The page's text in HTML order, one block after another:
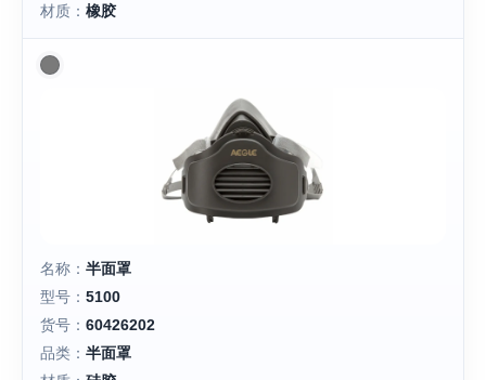
材质： 橡胶
名称： 半面罩
型号： 5100
货号： 60426202
品类： 半面罩